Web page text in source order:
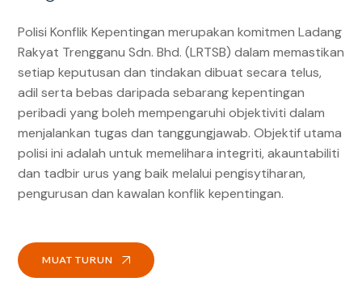
Polisi Konflik Kepentingan merupakan komitmen Ladang
Rakyat Trengganu Sdn. Bhd. (LRTSB) dalam memastikan
setiap keputusan dan tindakan dibuat secara telus,
adil serta bebas daripada sebarang kepentingan
peribadi yang boleh mempengaruhi objektiviti dalam
menjalankan tugas dan tanggungjawab. Objektif utama
polisi ini adalah untuk memelihara integriti, akauntabiliti
dan tadbir urus yang baik melalui pengisytiharan,
pengurusan dan kawalan konflik kepentingan.
MUAT TURUN